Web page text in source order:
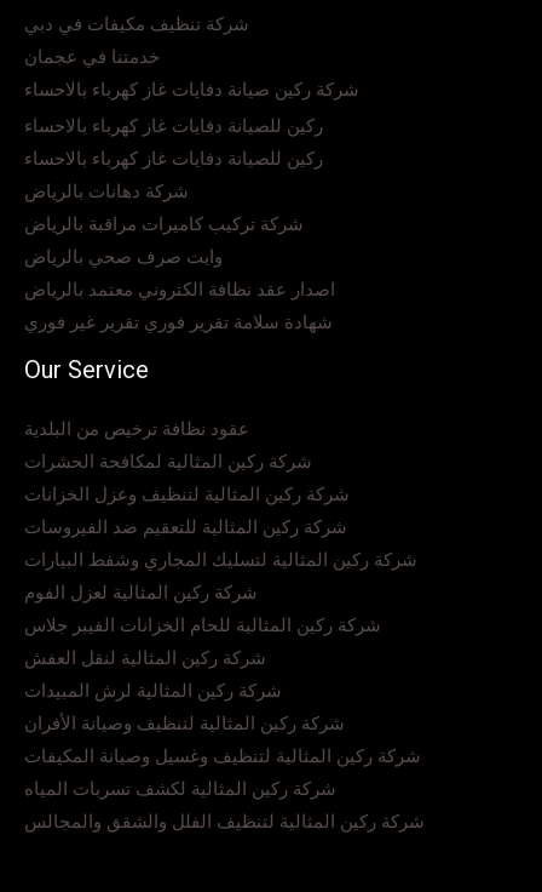
شركة تنظيف مكيفات في دبي
خدمتنا في عجمان
شركة ركين صيانة دفايات غاز كهرباء بالاحساء
ركين للصيانة دفايات غاز كهرباء بالاحساء
ركين للصيانة دفايات غاز كهرباء بالاحساء
شركة دهانات بالرياض
شركة تركيب كاميرات مراقبة بالرياض
وايت صرف صحي بالرياض
اصدار عقد نظافة الكتروني معتمد بالرياض
شهادة سلامة تقرير فوري تقرير غير فوري
Our Service
عقود نظافة ترخيص من البلدية
شركة ركين المثالية لمكافحة الحشرات
شركة ركين المثالية لتنظيف وعزل الخزانات
شركة ركين المثالية للتعقيم ضد الفيروسات
شركة ركين المثالية لتسليك المجاري وشفط البيارات
شركة ركين المثالية لعزل الفوم
شركة ركين المثالية للحام الخزانات الفيبر جلاس
شركة ركين المثالية لنقل العفش
شركة ركين المثالية لرش المبيدات
شركة ركين المثالية لتنظيف وصيانة الأفران
شركة ركين المثالية لتنظيف وغسيل وصيانة المكيفات
شركة ركين المثالية لكشف تسربات المياه
شركة ركين المثالية لتنظيف الفلل والشقق والمجالس